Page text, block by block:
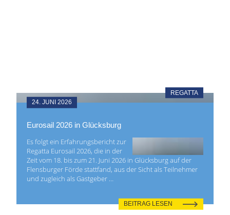
REGATTA
24. JUNI 2026
Eurosail 2026 in Glücksburg
Es folgt ein Erfahrungsbericht zur
Regatta Eurosail 2026, die in der
Zeit vom 18. bis zum 21. Juni 2026 in Glücksburg auf der
Flensburger Förde stattfand, aus der Sicht als Teilnehmer
und zugleich als Gastgeber …
BEITRAG LESEN